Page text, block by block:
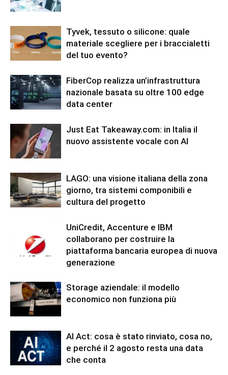
Tyvek, tessuto o silicone: quale
materiale scegliere per i braccialetti
del tuo evento?
FiberCop realizza un’infrastruttura
nazionale basata su oltre 100 edge
data center
Just Eat Takeaway.com: in Italia il
nuovo assistente vocale con AI
LAGO: una visione italiana della zona
giorno, tra sistemi componibili e
cultura del progetto
UniCredit, Accenture e IBM
collaborano per costruire la
piattaforma bancaria europea di nuova
generazione
Storage aziendale: il modello
economico non funziona più
AI Act: cosa è stato rinviato, cosa no,
e perché il 2 agosto resta una data
che conta